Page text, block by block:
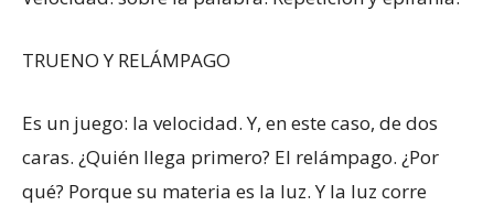
TRUENO Y RELÁMPAGO
Es un juego: la velocidad. Y, en este caso, de dos
caras. ¿Quién llega primero? El relámpago. ¿Por
qué? Porque su materia es la luz. Y la luz corre